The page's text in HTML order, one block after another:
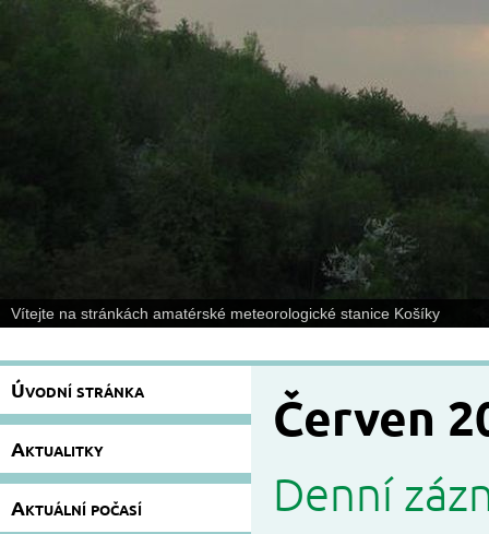
Vítejte na stránkách amatérské meteorologické stanice Košíky
Úvodní stránka
Aktualitky
Aktuální počasí
Červen
Denní